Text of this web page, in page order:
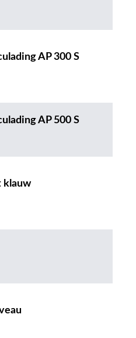
AP 300 S
AP 500 S
klauw